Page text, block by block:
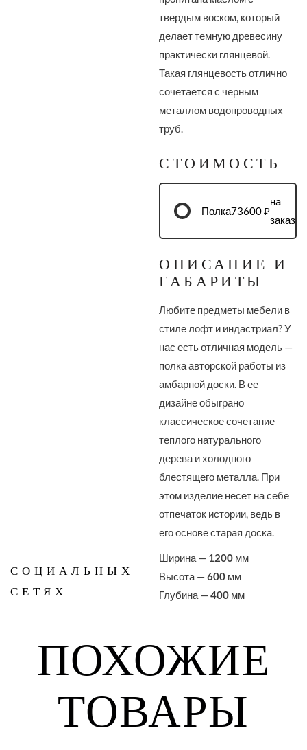
СОЦИАЛЬНЫХ
СЕТЯХ
твердым воском, который
делает темную древесину
практически глянцевой.
Такая глянцевость отлично
сочетается с черным
металлом водопроводных
труб.
СТОИМОСТЬ
Полка73600 ₽
на
заказ
ОПИСАНИЕ И
ГАБАРИТЫ
Любите предметы мебели в
стиле лофт и индастриал? У
нас есть отличная модель —
полка авторской работы из
амбарной доски. В ее
дизайне обыграно
классическое сочетание
теплого натурального
дерева и холодного
блестящего металла. При
этом изделие несет на себе
отпечаток истории, ведь в
его основе старая доска.
Ширина — 1200 мм
Высота —600 мм
Глубина —400 мм
ПОХОЖИЕ
ТОВАРЫ